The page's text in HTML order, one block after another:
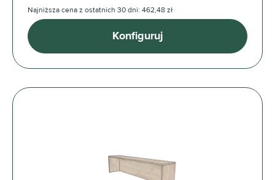
Najniższa cena z ostatnich 30 dni: 462,48 zł
Konfiguruj